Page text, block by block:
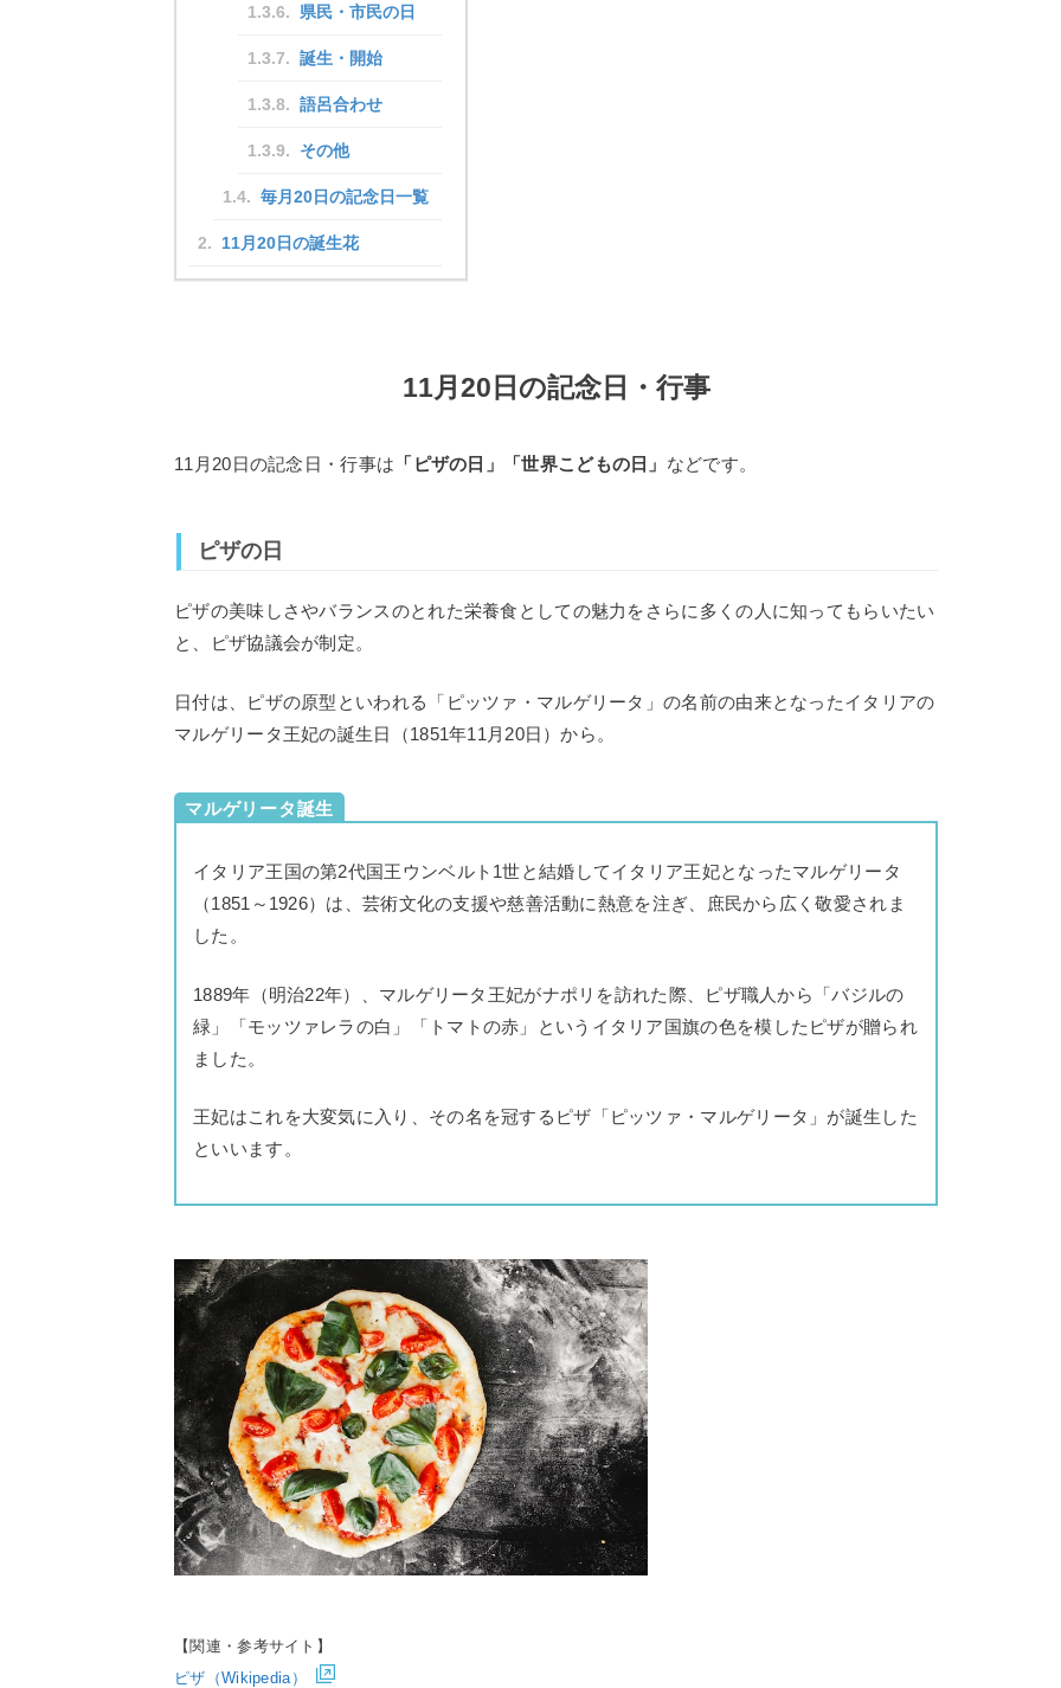
県民・市民の日
誕生・開始
語呂合わせ
その他
毎月20日の記念日一覧
11月20日の誕生花
11月20日の記念日・行事
11月20日の記念日・行事は 「ピザの日」「世界こどもの日」 などです。
ピザの日
ピザの美味しさやバランスのとれた栄養食としての魅力をさらに多くの人に知ってもらいたい
と、ピザ協議会が制定。
日付は、ピザの原型といわれる「ピッツァ・マルゲリータ」の名前の由来となったイタリアの
マルゲリータ王妃の誕生日（1851年11月20日）から。
マルゲリータ誕生
イタリア王国の第2代国王ウンベルト1世と結婚してイタリア王妃となったマルゲリータ
（1851～1926）は、芸術文化の支援や慈善活動に熱意を注ぎ、庶民から広く敬愛されま
した。
1889年（明治22年）、マルゲリータ王妃がナポリを訪れた際、ピザ職人から「バジルの
緑」「モッツァレラの白」「トマトの赤」というイタリア国旗の色を模したピザが贈られ
ました。
王妃はこれを大変気に入り、その名を冠するピザ「ピッツァ・マルゲリータ」が誕生した
といいます。
【関連・参考サイト】
ピザ（Wikipedia）